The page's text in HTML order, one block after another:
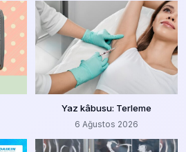
Yaz kâbusu: Terleme
6 Ağustos 2026